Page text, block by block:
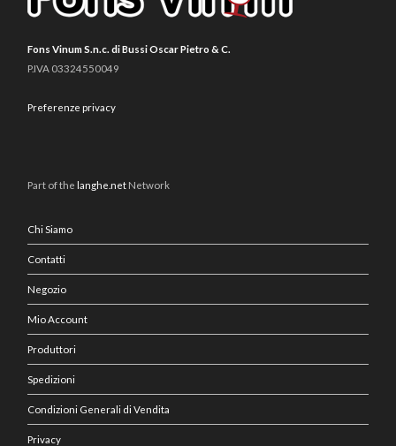
Fons Vinum S.n.c. di Bussi Oscar Pietro & C.
P.IVA 03324550049
Preferenze privacy
Part of the langhe.net Network
Chi Siamo
Contatti
Negozio
Mio Account
Produttori
Spedizioni
Condizioni Generali di Vendita
Privacy